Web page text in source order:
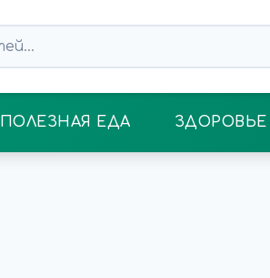
ПОЛЕЗНАЯ ЕДА ЗДОРОВЬЕ